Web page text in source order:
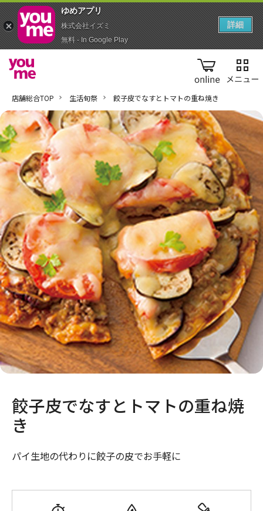
online
店舗総合TOP 生活旬祭 餃子皮でなすとトマトの重ね焼き
餃子皮でなすとトマトの重ね焼
き
パイ生地の代わりに餃子の皮でお手軽に
ゆめアプ‪リ‬
株式会社イズミ
無料 - In Google Play
詳細